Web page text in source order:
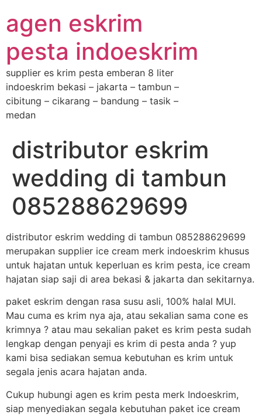
agen eskrim
pesta indoeskrim
supplier es krim pesta emberan 8 liter
indoeskrim bekasi – jakarta – tambun –
cibitung – cikarang – bandung – tasik –
medan
distributor eskrim
wedding di tambun
085288629699
distributor eskrim wedding di tambun 085288629699
merupakan supplier ice cream merk indoeskrim khusus
untuk hajatan untuk keperluan es krim pesta, ice cream
hajatan siap saji di area bekasi & jakarta dan sekitarnya.
paket eskrim dengan rasa susu asli, 100% halal MUI.
Mau cuma es krim nya aja, atau sekalian sama cone es
krimnya ? atau mau sekalian paket es krim pesta sudah
lengkap dengan penyaji es krim di pesta anda ? yup
kami bisa sediakan semua kebutuhan es krim untuk
segala jenis acara hajatan anda.
Cukup hubungi agen es krim pesta merk Indoeskrim,
siap menyediakan segala kebutuhan paket ice cream